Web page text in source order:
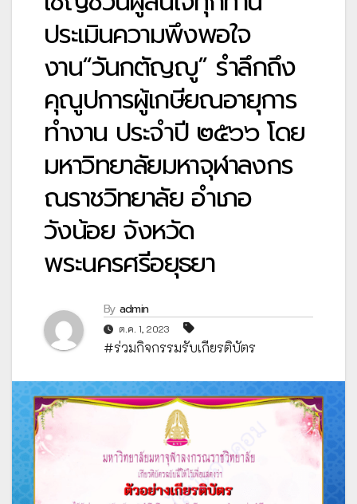
ประเมินความพึงพอใจ
งาน“วันกตัญญู” รำลึกถึง
คุณูปการผู้เกษียณอายุการ
ทำงาน ประจำปี ๒๕๖๖ โดย
มหาวิทยาลัยมหาจุฬาลงกร
ณราชวิทยาลัย อำเภอ
วังน้อย จังหวัด
พระนครศรีอยุธยา
By admin
ต.ค. 1, 2023
#ร่วมกิจกรรมรับเกียรติบัตร